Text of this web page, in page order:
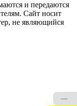
и передаются
Сайт носит
не являющийся
—